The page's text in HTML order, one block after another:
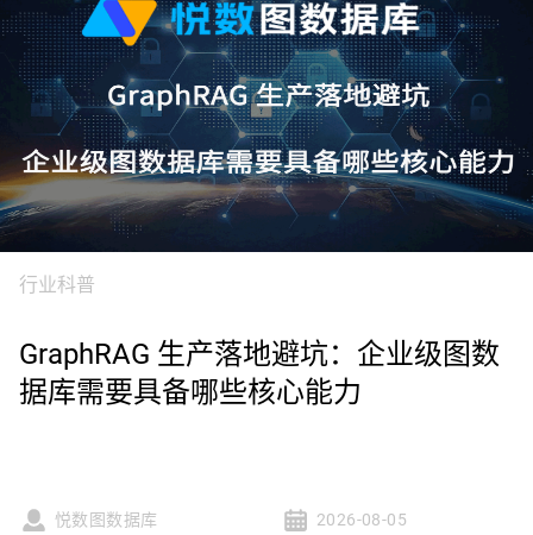
行业科普
GraphRAG 生产落地避坑：企业级图数
据库需要具备哪些核心能力
悦数图数据库 2026-08-05